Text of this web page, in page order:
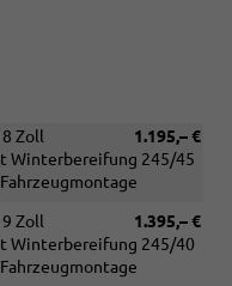
1.195,– €
Zoll
Winterbereifung 245/45
1.395,– €
Zoll
Winterbereifung 245/40